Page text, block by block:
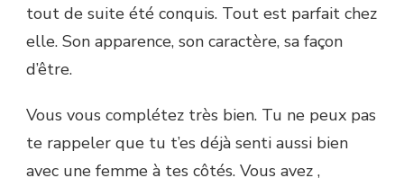
tout de suite été conquis. Tout est parfait chez
elle. Son apparence, son caractère, sa façon
d’être.
Vous vous complétez très bien. Tu ne peux pas
te rappeler que tu t’es déjà senti aussi bien
avec une femme à tes côtés. Vous avez ,